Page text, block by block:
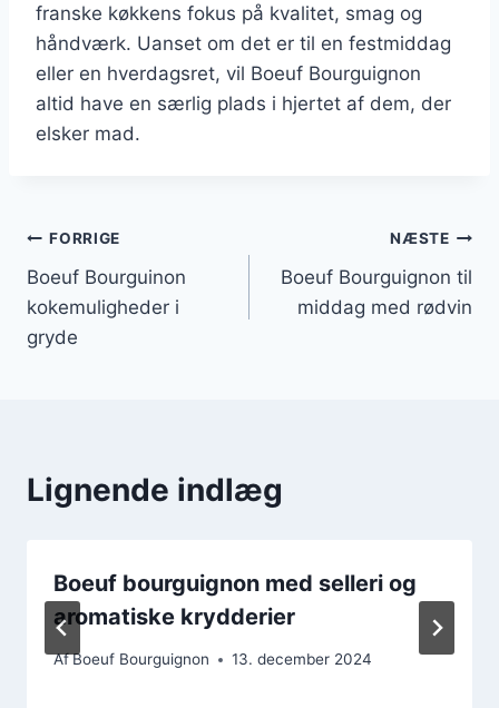
franske køkkens fokus på kvalitet, smag og
håndværk. Uanset om det er til en festmiddag
eller en hverdagsret, vil Boeuf Bourguignon
altid have en særlig plads i hjertet af dem, der
elsker mad.
Indlægsnavigation
FORRIGE
Boeuf Bourguinon
kokemuligheder i
gryde
NÆSTE
Boeuf Bourguignon til
middag med rødvin
Lignende indlæg
Boeuf bourguignon med selleri og
aromatiske krydderier
AfBoeuf Bourguignon 13. december 2024